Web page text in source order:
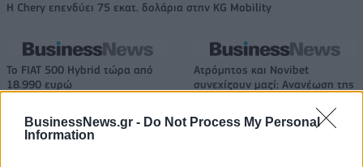
BusinessNews.gr - Do Not Process My Personal
Information
Η Chery επενδύει 75 εκατ. δολάρια στην KG Mobility
Το FIAT 500 Hybrid τώρα από
18.990 ευρώ
Ατρόμητος και Novibet
συνεχίζουν μαζί: Ανανέωση της
2028